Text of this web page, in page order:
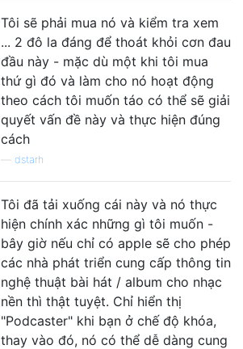
Tôi sẽ phải mua nó và kiểm tra xem
... 2 đô la đáng để thoát khỏi cơn đau
đầu này - mặc dù một khi tôi mua
thứ gì đó và làm cho nó hoạt động
theo cách tôi muốn táo có thể sẽ giải
quyết vấn đề này và thực hiện đúng
cách
dstarh
Tôi đã tải xuống cái này và nó thực
hiện chính xác những gì tôi muốn -
bây giờ nếu chỉ có apple sẽ cho phép
các nhà phát triển cung cấp thông tin
nghệ thuật bài hát / album cho nhạc
nền thì thật tuyệt. Chỉ hiển thị
"Podcaster" khi bạn ở chế độ khóa,
thay vào đó, nó có thể dễ dàng cung